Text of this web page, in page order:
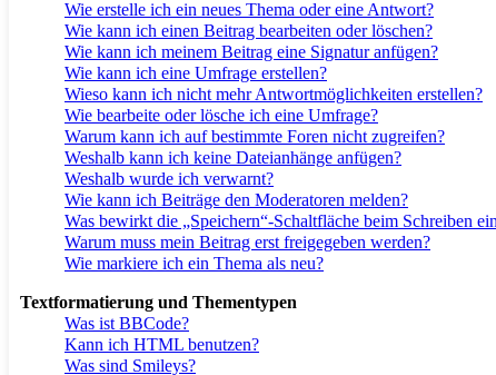
Wie erstelle ich ein neues Thema oder eine Antwort?
Wie kann ich einen Beitrag bearbeiten oder löschen?
Wie kann ich meinem Beitrag eine Signatur anfügen?
Wie kann ich eine Umfrage erstellen?
Wieso kann ich nicht mehr Antwortmöglichkeiten erstellen?
Wie bearbeite oder lösche ich eine Umfrage?
Warum kann ich auf bestimmte Foren nicht zugreifen?
Weshalb kann ich keine Dateianhänge anfügen?
Weshalb wurde ich verwarnt?
Wie kann ich Beiträge den Moderatoren melden?
Was bewirkt die „Speichern“-Schaltfläche beim Schreiben
Warum muss mein Beitrag erst freigegeben werden?
Wie markiere ich ein Thema als neu?
Textformatierung und Thementypen
Was ist BBCode?
Kann ich HTML benutzen?
Was sind Smileys?